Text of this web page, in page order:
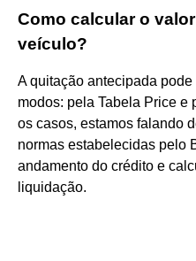
Como calcular o
veículo?
A quitação antecipada
modos: pela Tabela Price e
os casos, estamos falando
normas estabelecidas pelo
andamento do crédito e
liquidação.